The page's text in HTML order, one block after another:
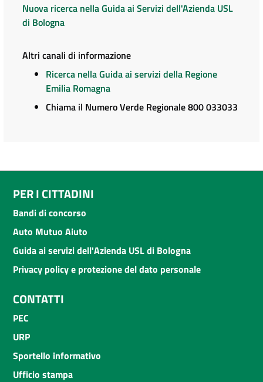
Nuova ricerca nella Guida ai Servizi dell'Azienda USL
di Bologna
Altri canali di informazione
Ricerca nella Guida ai servizi della Regione
Emilia Romagna
Chiama il Numero Verde Regionale 800 033033
PER I CITTADINI
Bandi di concorso
Auto Mutuo Aiuto
Guida ai servizi dell'Azienda USL di Bologna
Privacy policy e protezione del dato personale
CONTATTI
PEC
URP
Sportello informativo
Ufficio stampa